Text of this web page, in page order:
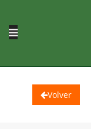
Volver